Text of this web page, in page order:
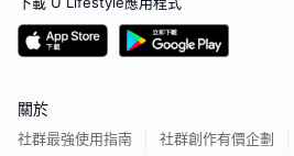
關於
社群最強使用指南 社群創作有價企劃